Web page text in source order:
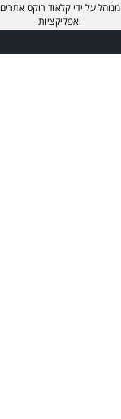
מנוהל על ידיקלאוד רוקט אתרים
ואפליקציות